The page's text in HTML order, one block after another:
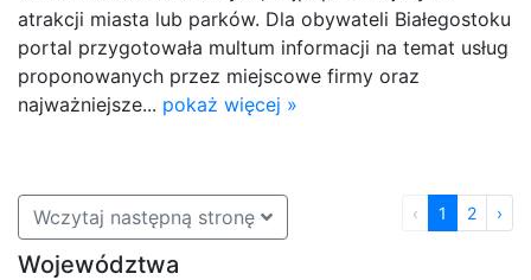
atrakcji miasta lub parków. Dla obywateli Białegostoku
portal przygotowała multum informacji na temat usług
proponowanych przez miejscowe firmy oraz
najważniejsze... pokaż więcej »
Wczytaj następną stronę ‹ 1 2 ›
Województwa